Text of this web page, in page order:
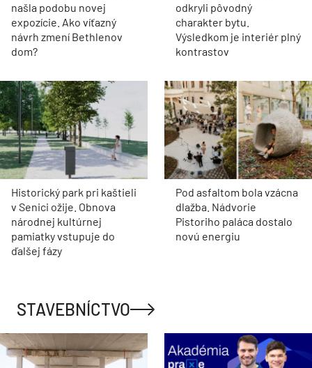
našla podobu novej
expozície. Ako víťazný
návrh zmení Bethlenov
dom?
odkryli pôvodný
charakter bytu.
Výsledkom je interiér plný
kontrastov
Historický park pri kaštieli
v Senici ožije. Obnova
národnej kultúrnej
pamiatky vstupuje do
ďalšej fázy
Pod asfaltom bola vzácna
dlažba. Nádvorie
Pistoriho paláca dostalo
novú energiu
STAVEBNÍCTVO